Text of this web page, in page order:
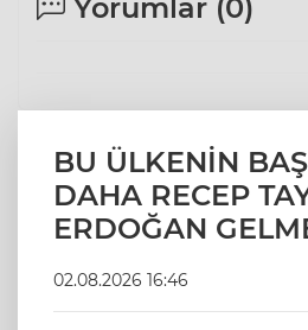
Yorumlar (0)
BU ÜLKENİN
DAHA RECEP
ERDOĞAN
02.08.2026 16:46